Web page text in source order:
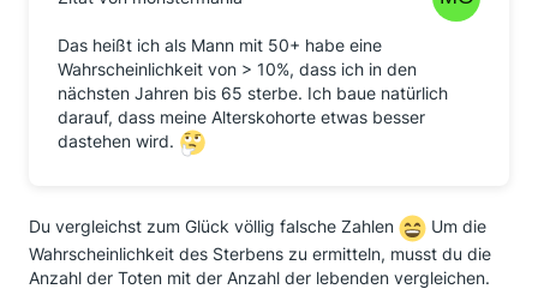
Das heißt ich als Mann mit 50+ habe eine
Wahrscheinlichkeit von > 10%, dass ich in den
nächsten Jahren bis 65 sterbe. Ich baue natürlich
darauf, dass meine Alterskohorte etwas besser
dastehen wird.
Du vergleichst zum Glück völlig falsche Zahlen
Um die
Wahrscheinlichkeit des Sterbens zu ermitteln, musst du die
Anzahl der Toten mit der Anzahl der lebenden vergleichen.